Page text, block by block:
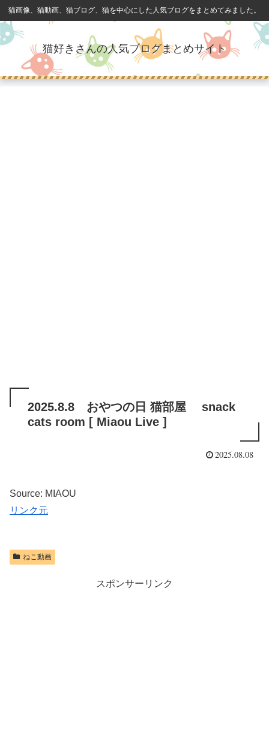
猫画像、猫動画、猫ブログ、猫を中心にした人気ブログをまとめてみました。
猫好きさんの人気ブログまとめサイト
2025.8.8 おやつの日 猫部屋 snack
cats room [ Miaou Live ]
2025.08.08
Source: MIAOU
リンク元
ねこ動画
スポンサーリンク